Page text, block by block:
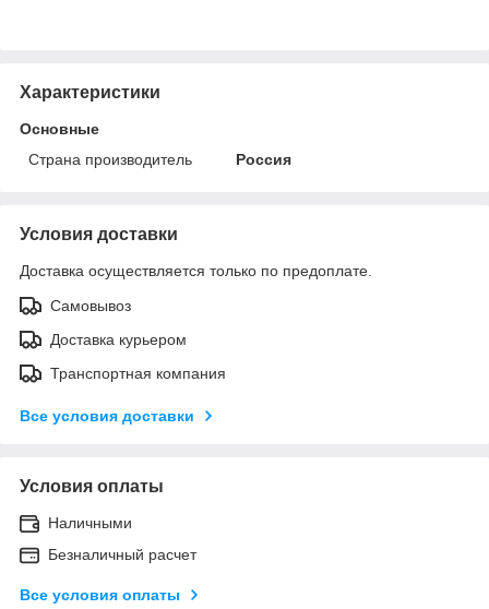
Характеристики
Основные
Страна производитель
Россия
Условия доставки
Доставка осуществляется только по предоплате.
Самовывоз
Доставка курьером
Транспортная компания
Все условия доставки
Условия оплаты
Наличными
Безналичный расчет
Все условия оплаты